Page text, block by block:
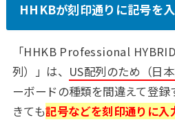
HHKBが刻印通りに記号を
「HHKB Professional
列）」は、 US配列のため（日
ーボードの種類を間違えて登
きても記号などを刻印通りに入